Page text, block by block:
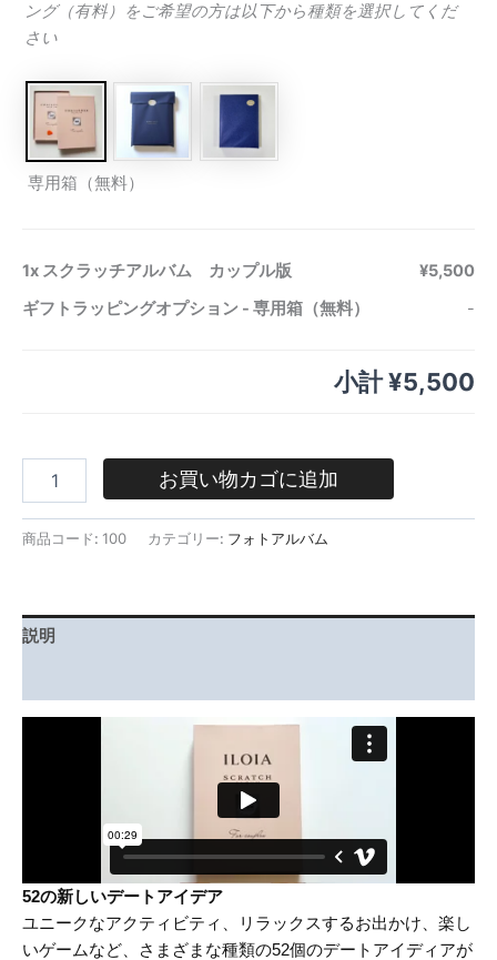
ング（有料）をご希望の方は以下から種類を選択してくだ
さい
専用箱（無料）
1x スクラッチアルバム カップル版
¥5,500
ギフトラッピングオプション - 専用箱（無料） -
小計¥5,500
お買い物カゴに追加
商品コード: 100 カテゴリー: フォトアルバム
説明
52の新しいデートアイデア
ユニークなアクティビティ、リラックスするお出かけ、楽し
いゲームなど、さまざまな種類の52個のデートアイディアが